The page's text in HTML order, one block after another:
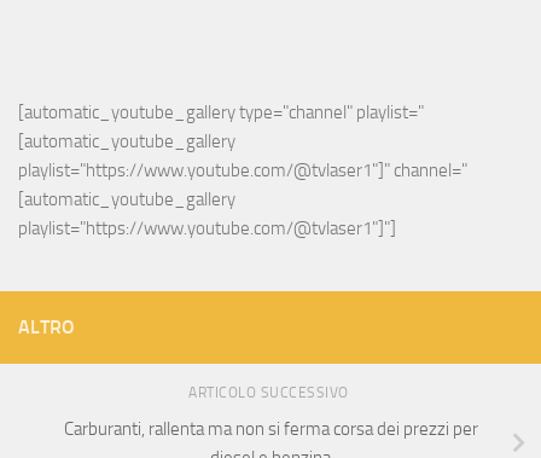
[automatic_youtube_gallery type="channel" playlist="
[automatic_youtube_gallery
playlist="https://www.youtube.com/@tvlaser1"]" channel="
[automatic_youtube_gallery
playlist="https://www.youtube.com/@tvlaser1"]"]
ALTRO
ARTICOLO SUCCESSIVO
Carburanti, rallenta ma non si ferma corsa dei prezzi per